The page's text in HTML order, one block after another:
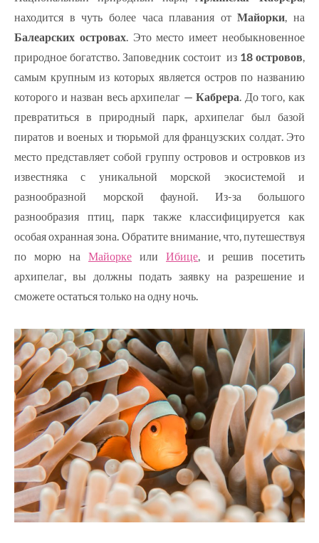
находится в чуть более часа плавания отМайорки, на
Балеарских островах. Это место имеет необыкновенное
природное богатство. Заповедник состоит из 18 островов,
самым крупным из которых является остров по названию
которого и назван весь архипелаг —Кабрера. До того, как
превратиться в природный парк, архипелаг был базой
пиратов и военых и тюрьмой для французских солдат. Это
место представляет собой группу островов и островков из
известняка с уникальной морской экосистемой и
разнообразной морской фауной. Из-за большого
разнообразия птиц, парк также классифицируется как
особая охранная зона. Обратите внимание, что, путешествуя
по морю на Майорке или Ибице, и решив посетить
архипелаг, вы должны подать заявку на разрешение и
сможете остаться только на одну ночь.